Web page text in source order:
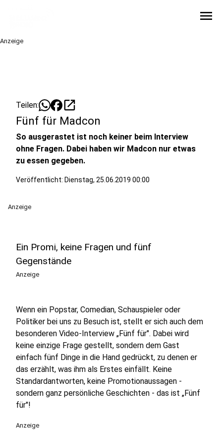
menu
Anzeige
Teilen: open_in_new
Fünf für Madcon
So ausgerastet ist noch keiner beim Interview
ohne Fragen. Dabei haben wir Madcon nur etwas
zu essen gegeben.
Veröffentlicht: Dienstag, 25.06.2019 00:00
Anzeige
Ein Promi, keine Fragen und fünf
Gegenstände
Anzeige
Wenn ein Popstar, Comedian, Schauspieler oder
Politiker bei uns zu Besuch ist, stellt er sich auch dem
besonderen Video-Interview „Fünf für". Dabei wird
keine einzige Frage gestellt, sondern dem Gast
einfach fünf Dinge in die Hand gedrückt, zu denen er
das erzählt, was ihm als Erstes einfällt. Keine
Standardantworten, keine Promotionaussagen -
sondern ganz persönliche Geschichten - das ist „Fünf
für"!
Anzeige